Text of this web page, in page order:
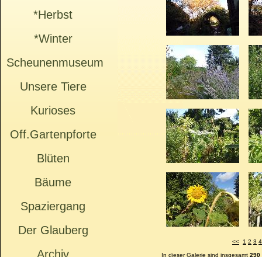
*Herbst
*Winter
Scheunenmuseum
Unsere Tiere
Kurioses
Off.Gartenpforte
Blüten
Bäume
Spaziergang
Der Glauberg
Archiv
<< 1 2 3 4
In dieser Galerie sind insgesamt